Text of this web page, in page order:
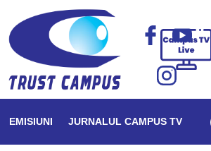
EMISIUNI JURNALUL CAMPUS TV